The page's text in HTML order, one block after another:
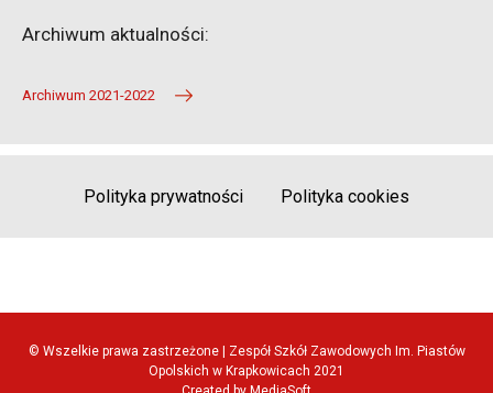
Archiwum aktualności:
Archiwum 2021-2022
Polityka prywatności Polityka cookies
© Wszelkie prawa zastrzeżone | Zespół Szkół Zawodowych Im. Piastów
Opolskich w Krapkowicach 2021